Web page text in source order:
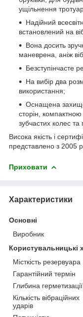
ущільнення
Надійний
встановлений на
Вона досить
маневрена, аніж
Безступінчасте
На вибір два
використання;
Оснащена
сторін,
зубчастих колес
Висока якість і
представлено з 2005
Приховати
Характеристики
Основні
Виробник
Користувальницькі
Місткість резервуара
Гарантійний термін
Глибина герметизації
Кількість вібраційних
ударів